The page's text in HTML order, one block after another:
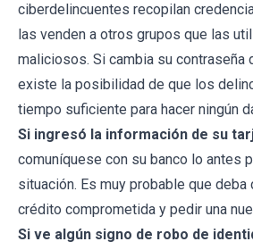
ciberdelincuentes recopilan
las venden a otros grupos que las
maliciosos. Si cambia su contraseña
existe la posibilidad de que los
tiempo suficiente para hacer ningún
Si ingresó la información de su
comuníquese con su banco lo antes
situación. Es muy probable que deba
crédito comprometida y pedir una
Si ve algún signo de robo de